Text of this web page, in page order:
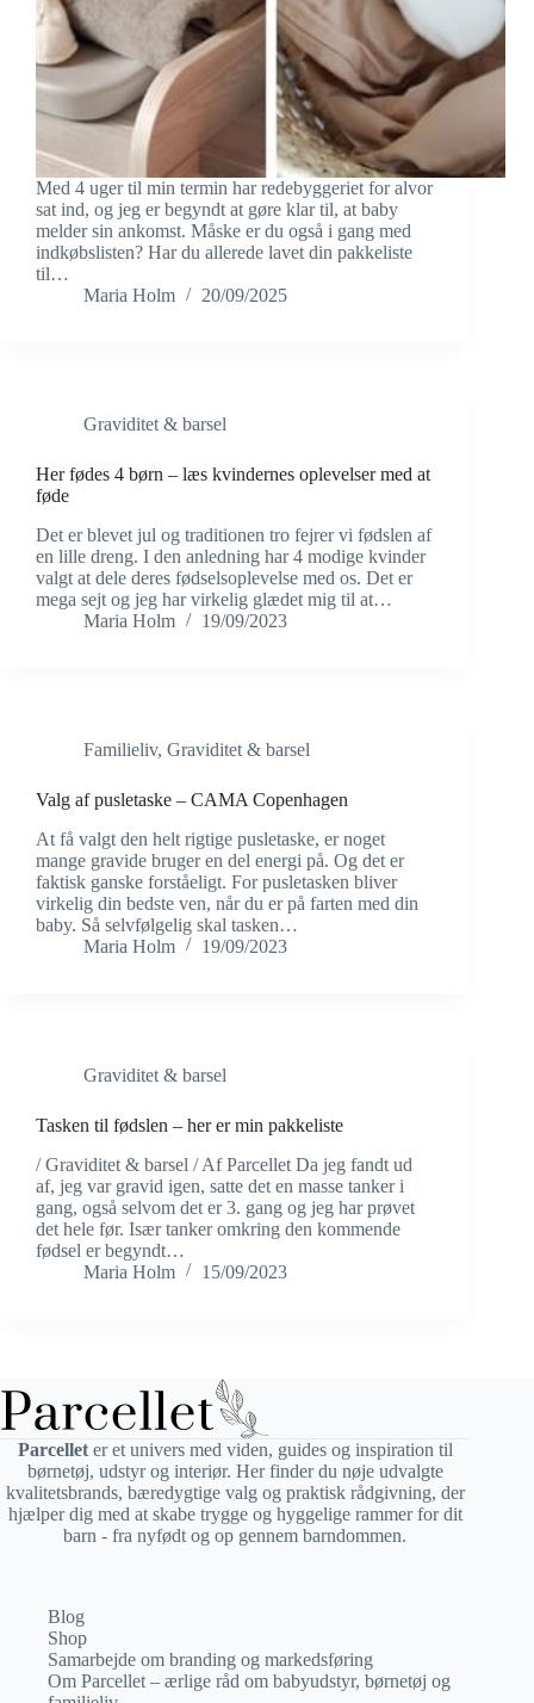
Med 4 uger til min termin har redebyggeriet for alvor
sat ind, og jeg er begyndt at gøre klar til, at baby
melder sin ankomst. Måske er du også i gang med
indkøbslisten? Har du allerede lavet din pakkeliste
til…
Maria Holm
20/09/2025
Graviditet & barsel
Her fødes 4 børn – læs kvindernes oplevelser med at
føde
Det er blevet jul og traditionen tro fejrer vi fødslen af
en lille dreng. I den anledning har 4 modige kvinder
valgt at dele deres fødselsoplevelse med os. Det er
mega sejt og jeg har virkelig glædet mig til at…
Maria Holm
19/09/2023
Familieliv, Graviditet & barsel
Valg af pusletaske – CAMA Copenhagen
At få valgt den helt rigtige pusletaske, er noget
mange gravide bruger en del energi på. Og det er
faktisk ganske forståeligt. For pusletasken bliver
virkelig din bedste ven, når du er på farten med din
baby. Så selvfølgelig skal tasken…
Maria Holm
19/09/2023
Graviditet & barsel
Tasken til fødslen – her er min pakkeliste
/ Graviditet & barsel / Af Parcellet Da jeg fandt ud
af, jeg var gravid igen, satte det en masse tanker i
gang, også selvom det er 3. gang og jeg har prøvet
det hele før. Især tanker omkring den kommende
fødsel er begyndt…
Maria Holm
15/09/2023
Parcelleter et univers med viden, guides og inspiration til
børnetøj, udstyr og interiør. Her finder du nøje udvalgte
kvalitetsbrands, bæredygtige valg og praktisk rådgivning, der
hjælper dig med at skabe trygge og hyggelige rammer for dit
barn - fra nyfødt og op gennem barndommen.
Blog
Shop
Samarbejde om branding og markedsføring
Om Parcellet – ærlige råd om babyudstyr, børnetøj og